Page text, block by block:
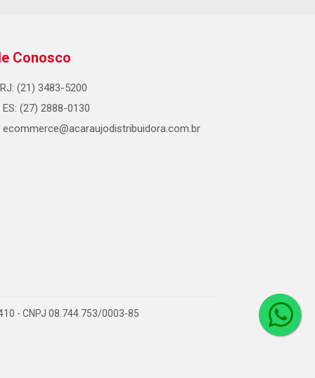
Conosco
RJ: (21) 3483-5200
ES: (27) 2888-0130
ecommerce@acaraujodistribuidora.com.br
- CNPJ 08.744.753/0003-85